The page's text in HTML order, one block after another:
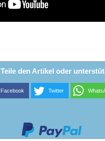
Teile den Artikel oder
Facebook Twitter